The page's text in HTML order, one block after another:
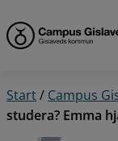
Start/ Campus
studera? Emma